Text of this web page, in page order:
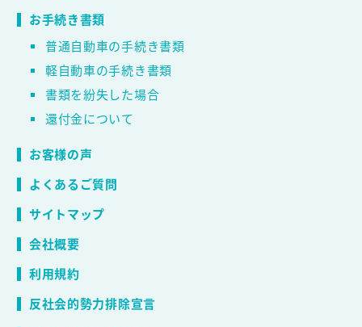
お手続き書類
普通自動車の手続き書類
軽自動車の手続き書類
書類を紛失した場合
還付金について
お客様の声
よくあるご質問
サイトマップ
会社概要
利用規約
反社会的勢力排除宣言